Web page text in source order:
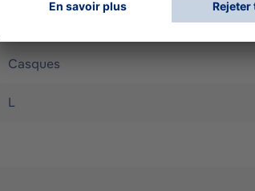
Appareils respiratoires filtrants à
Casques
L